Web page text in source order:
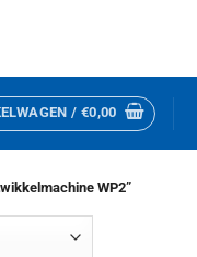
/ €0,00
WP2”